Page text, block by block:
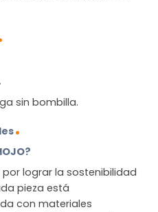
sin bombilla.
por lograr la sostenibilidad
pieza está
con materiales